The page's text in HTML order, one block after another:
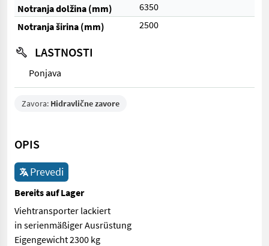
Notranja dolžina (mm)
6350
Notranja širina (mm)
2500
LASTNOSTI
Ponjava
Zavora: Hidravlične zavore
OPIS
Prevedi
Bereits auf Lager
Viehtransporter lackiert
in serienmäßiger Ausrüstung
Eigengewicht 2300 kg